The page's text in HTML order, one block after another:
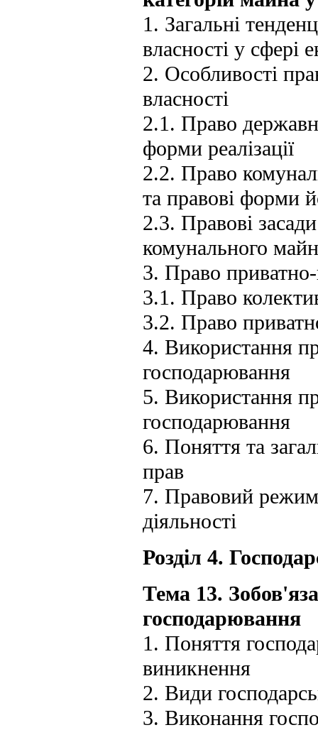
1. Загальні
власності у сфері
2. Особливості
власності
2.1. Право
форми реалізації
2.2. Право
та правові форми
2.3. Правові
комунального
3. Право приватно-
3.1. Право
3.2. Право
4. Використання
господарювання
5. Використання
господарювання
6. Поняття та
прав
7. Правовий режим
діяльності
Розділ 4.
Тема 13.
господарювання
1. Поняття
виникнення
2. Види
3. Виконання